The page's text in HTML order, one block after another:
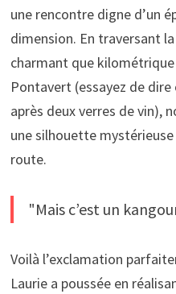
une rencontre digne d’un
dimension. En traversant
charmant que kilométrique
Pontavert (essayez de
après deux verres de vin),
une silhouette
route.
"Mais c’est un
Voilà l’exclamation
Laurie a poussée en